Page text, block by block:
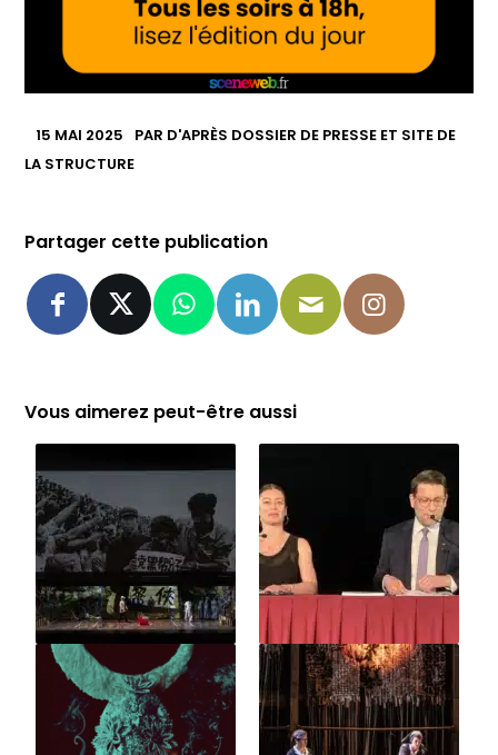
15 MAI 2025 PAR D'APRÈS DOSSIER DE PRESSE ET SITE DE
LA STRUCTURE
Partager cette publication
Vous aimerez peut-être aussi